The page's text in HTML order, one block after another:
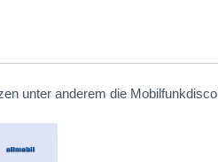
unter anderem die